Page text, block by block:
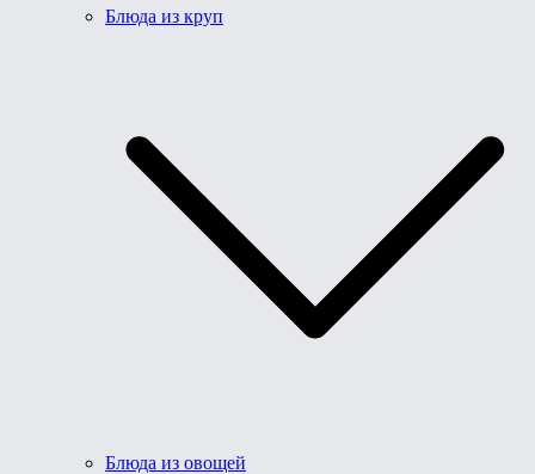
Блюда из круп
Блюда из овощей